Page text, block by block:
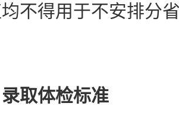
均不得用于不安排分
取体检标准